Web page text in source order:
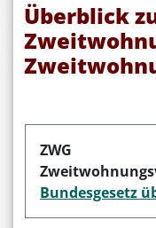
Überblick
ZWG
Bundesgesetz